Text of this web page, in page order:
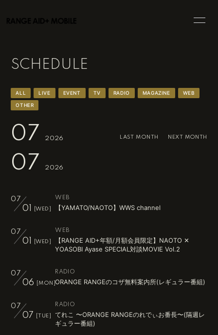
SCHEDULE
VIDEO BLOG
DISCOGRAPHY GOODS
会員登録 ログイン
SCHEDULE
ALL LIVE EVENT TV RADIO MAGAZINE WEB
OTHER
07 2026 LAST MONTH NEXT MONTH
07 2026
07
01 [WED]
WEB
【YAMATO/NAOTO】WWS channel
07
01 [WED]
WEB
【RANGE AID+年額/月額会員限定】NAOTO ✕
YOASOBI Ayase SPECIAL対談MOVIE Vol.2
07
06 [MON]
RADIO
ORANGE RANGEのコザ無料案内所(レギュラー番組)
07
07 [TUE]
RADIO
てれこ 〜ORANGE RANGEのれでぃお番長〜(隔週レ
ギュラー番組)